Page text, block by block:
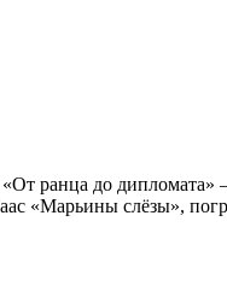
ранца до
«Марьины слёзы»,